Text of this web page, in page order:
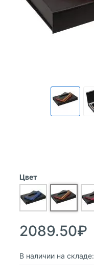
Цвет
2089.50₽
В наличии на складе: